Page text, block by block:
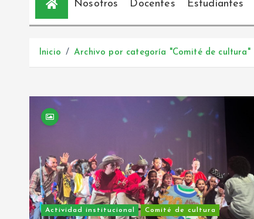
Nosotros Docentes Estudiantes
Inicio Archivo por categoría "Comité de cultura"
Actividad institucional Comité de cultura